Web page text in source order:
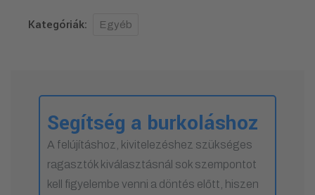
Kategóriák: Egyéb
Segítség a burkoláshoz
A felújításhoz, kivitelezéshez szükséges
ragasztók kiválasztásnál sok szempontot
kell figyelembe venni a döntés előtt, hiszen